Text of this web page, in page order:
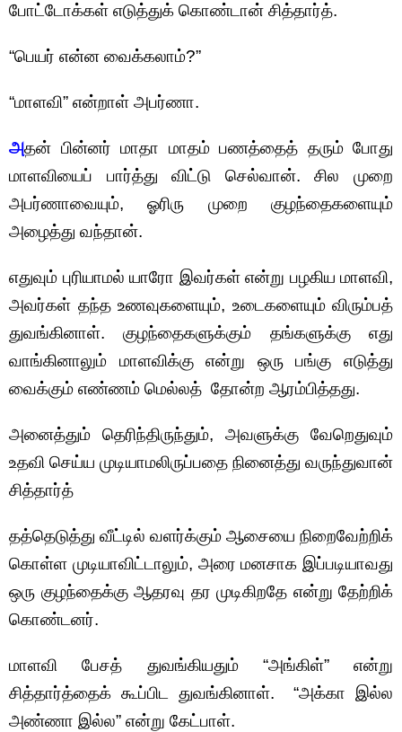
போட்டோக்கள் எடுத்துக் கொண்டான் சித்தார்த்.
“பெயர் என்ன வைக்கலாம்?”
“மாளவி” என்றாள் அபர்ணா.
அதன் பின்னர் மாதா மாதம் பணத்தைத் தரும் போது
மாளவியைப் பார்த்து விட்டு செல்வான். சில முறை
அபர்ணாவையும், ஓரிரு முறை குழந்தைகளையும்
அழைத்து வந்தான்.
எதுவும் புரியாமல் யாரோ இவர்கள் என்று பழகிய மாளவி,
அவர்கள் தந்த உணவுகளையும், உடைகளையும் விரும்பத்
துவங்கினாள். குழந்தைகளுக்கும் தங்களுக்கு எது
வாங்கினாலும் மாளவிக்கு என்று ஒரு பங்கு எடுத்து
வைக்கும் எண்ணம் மெல்லத் தோன்ற ஆரம்பித்தது.
அனைத்தும் தெரிந்திருந்தும், அவளுக்கு வேறெதுவும்
உதவி செய்ய முடியாமலிருப்பதை நினைத்து வருந்துவான்
சித்தார்த்
தத்தெடுத்து வீட்டில் வளர்க்கும் ஆசையை நிறைவேற்றிக்
கொள்ள முடியாவிட்டாலும், அரை மனசாக இப்படியாவது
ஒரு குழந்தைக்கு ஆதரவு தர முடிகிறதே என்று தேற்றிக்
கொண்டனர்.
மாளவி பேசத் துவங்கியதும் “அங்கிள்” என்று
சித்தார்த்தைக் கூப்பிட துவங்கினாள். “அக்கா இல்ல
அண்ணா இல்ல” என்று கேட்பாள்.